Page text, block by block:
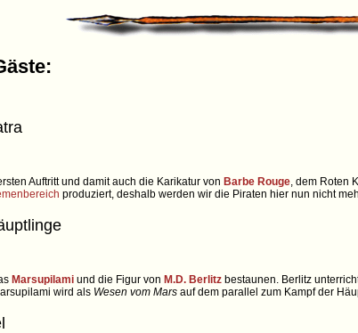
Auftritt und damit auch die Karikatur von Barbe Rouge , dem Roten
produziert, deshalb werden wir die Piraten hier nun nicht
Marsupilami und die Figur von M.D. Berlitz bestaunen. Berlitz
wird als Wesen vom Mars auf dem parallel zum Kampf der